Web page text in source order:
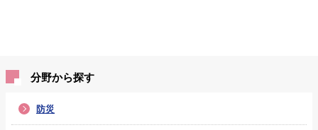
分野から探す
防災